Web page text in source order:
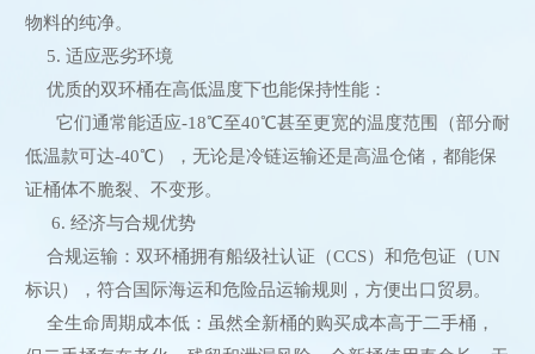
物料的纯净。
5. 适应恶劣环境
优质的双环桶在高低温度下也能保持性能：
它们通常能适应-18℃至40℃甚至更宽的温度范围（部分耐
低温款可达-40℃），无论是冷链运输还是高温仓储，都能保
证桶体不脆裂、不变形。
6. 经济与合规优势
合规运输：双环桶拥有船级社认证（CCS）和危包证（UN
标识），符合国际海运和危险品运输规则，方便出口贸易。
全生命周期成本低：虽然全新桶的购买成本高于二手桶，